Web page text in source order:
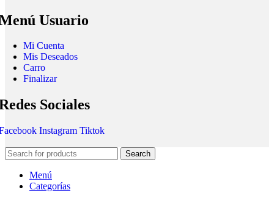
Usuario
Mi Cuenta
Mis Deseados
Carro
Finalizar
Sociales
Instagram Tiktok
Search
Menú
Categorías